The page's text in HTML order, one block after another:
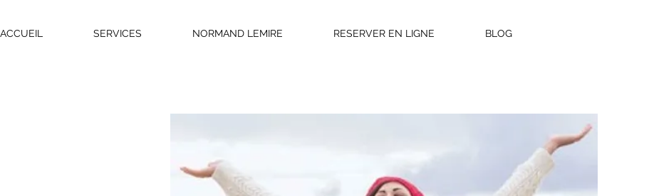
ACCUEIL SERVICES NORMAND LEMIRE RESERVER EN LIGNE BLOG